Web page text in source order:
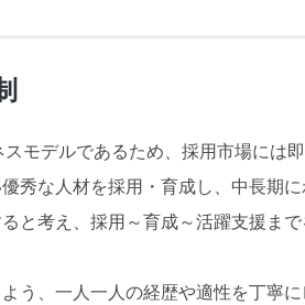
モデルであるため、採用市場には
秀な人材を採用・育成し、中長期
と考え、採用～育成～活躍支援ま
、一人一人の経歴や適性を丁寧に